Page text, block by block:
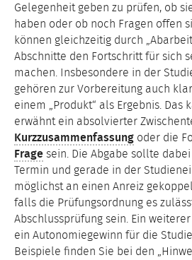
Gelegenheit geben zu prüfen, ob
haben oder ob noch Fragen offen
können gleichzeitig durch
Abschnitte den Fortschritt für sich
machen. Insbesondere in der
gehören zur Vorbereitung auch
einem „Produkt“ als Ergebnis. Das
erwähnt ein absolvierter
Kurzzusammenfassung oder die
Frage sein. Die Abgabe sollte
Termin und gerade in der
möglichst an einen Anreiz
falls die Prüfungsordnung es
Abschlussprüfung sein. Ein
ein Autonomiegewinn für die
Beispiele finden Sie bei den